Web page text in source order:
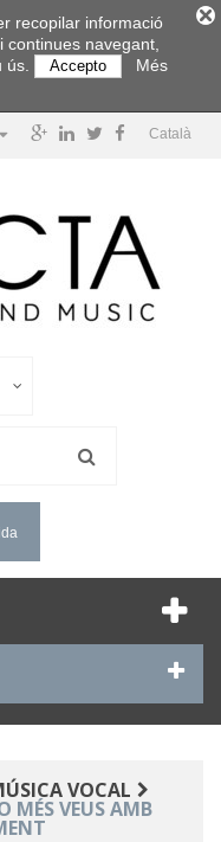
Català
VOCAL
MÉS VEUS AMB
recopilar informació
navegant,
Accepto
Més